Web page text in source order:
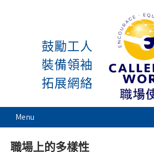
Called To Work
鼓勵工人
裝備領袖
拓展網絡
Menu
職場上的多樣性